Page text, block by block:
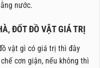
nước.
ĐỐT ĐỒ VẬT GIÁ TRỊ
vật gì có giá trị thì đây
cơn giận, nếu không thì